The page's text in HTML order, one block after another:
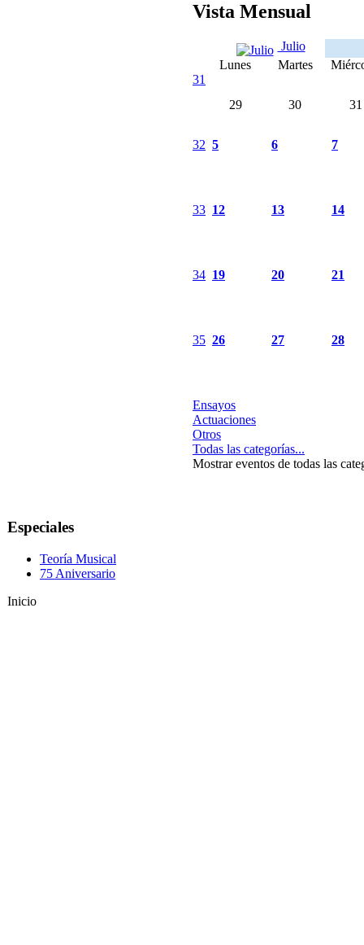
Vista Mensual
Julio
Lunes
Martes
31
29
30 31
32 5 6 7
33 12 13 14
34 19 20 21
35 26 27 28
Ensayos
Actuaciones
Otros
Todas las categorías...
Mostrar eventos de todas las
Especiales
Teoría Musical
75 Aniversario
Inicio